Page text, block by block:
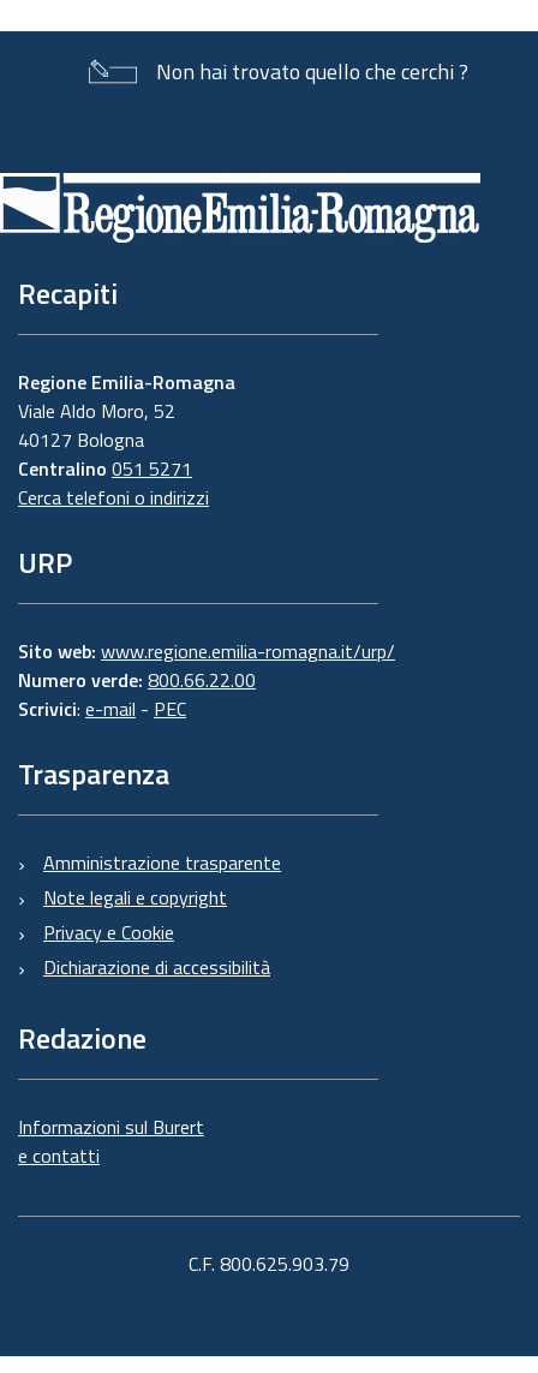
Non hai trovato quello che cerchi ?
di
pagina
Recapiti
Regione Emilia-Romagna
Viale Aldo Moro, 52
40127 Bologna
Centralino 051 5271
Cerca telefoni o indirizzi
URP
Sito web: www.regione.emilia-romagna.it/urp/
Numero verde: 800.66.22.00
Scrivici: e-mail - PEC
Trasparenza
Amministrazione trasparente
Note legali e copyright
Privacy e Cookie
Dichiarazione di accessibilità
Redazione
Informazioni sul Burert
e contatti
C.F. 800.625.903.79